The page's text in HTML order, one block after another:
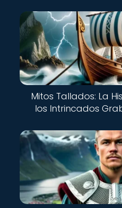
Mitos Tallados: La
los Intrincados